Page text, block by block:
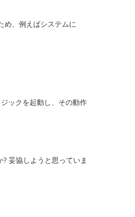
め、例えばシステムに
ックを起動し、その動作
妥協しようと思っていま